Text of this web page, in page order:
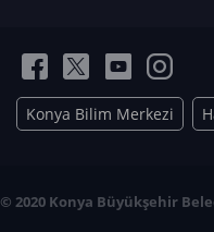
Konya Bilim Merkezi
© 2020 Konya Büyükşehir